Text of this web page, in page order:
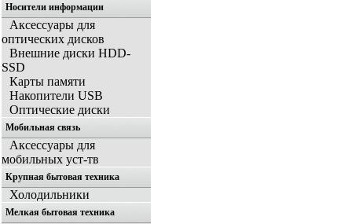
Носители информации
Аксессуары для
оптических дисков
Внешние диски HDD-
SSD
Карты памяти
Накопители USB
Оптические диски
Мобильная связь
Аксессуары для
мобильных уст-тв
Крупная бытовая техника
Холодильники
Мелкая бытовая техника